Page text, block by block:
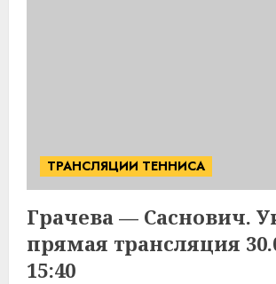
ТРАНСЛЯЦИИ ТЕННИСА
Грачева — Саснович.
прямая трансляция
15:40